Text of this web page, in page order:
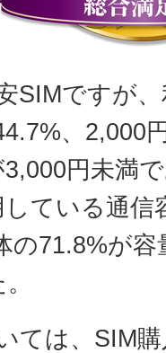
SIMですが
、2,000
円未満
ている通
の71.8%が
ては、SIM